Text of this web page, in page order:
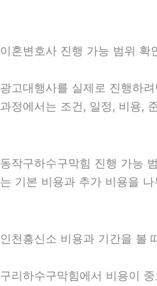
이혼변호사 진행 가능 범위
광고대행사를 실제로 진행하
과정에서는 조건, 일정, 비용,
동작구하수구막힘 진행 가능
는 기본 비용과 추가 비용을
인천흥신소 비용과 기간을 볼
구리하수구막힘에서 비용이